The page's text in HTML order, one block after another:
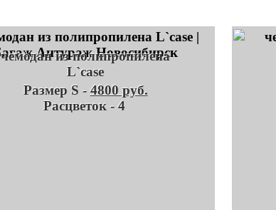
чемодан из полипропилена
L`case
Размер S -4800 руб.
Расцветок - 4